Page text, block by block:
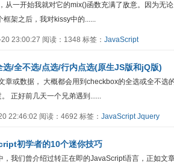
从一开始我就对它的mix()函数充满了敌意。因为无
架之后，我对kissy中的......
23:00:27 阅读：1348 标签： JavaScript
/全不选/点选/行内点选(原生JS版和jQ版)
章或数据， 大概都会用到checkbox的全选或全不选
正好前几天一个兄弟遇到......
22:46:02 阅读：4692 标签： JavaScript Jquery
初学者的10个迷你技巧
，我们曾介绍过转正在即的JavaScript语言，正如文